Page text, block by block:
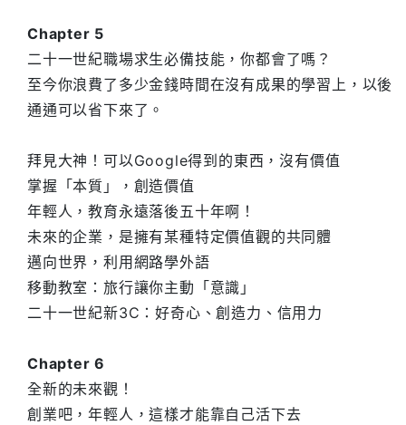
Chapter 5
二十一世紀職場求生必備技能，你都會了嗎？
至今你浪費了多少金錢時間在沒有成果的學習上，以後
通通可以省下來了。
拜見大神！可以Google得到的東西，沒有價值
掌握「本質」，創造價值
年輕人，教育永遠落後五十年啊！
未來的企業，是擁有某種特定價值觀的共同體
邁向世界，利用網路學外語
移動教室：旅行讓你主動「意識」
二十一世紀新3C：好奇心、創造力、信用力
Chapter 6
全新的未來觀！
創業吧，年輕人，這樣才能靠自己活下去